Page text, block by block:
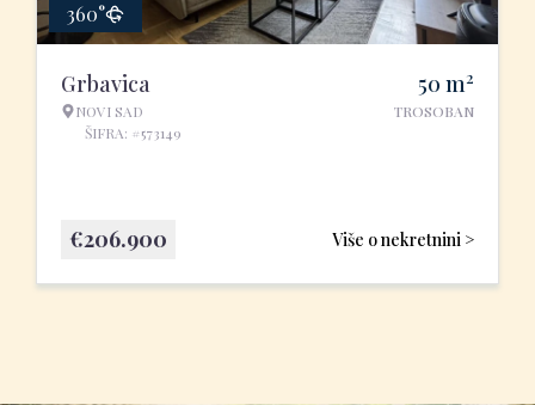
360°
Grbavica
NOVI SAD
ŠIFRA: #573149
50 m2
TROSOBAN
Više o nekretnini >
€206.900